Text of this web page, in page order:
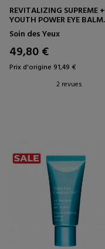
REVITALIZING SUPREME +
YOUTH POWER EYE BALM
BAUME REVITALISANT
CONTOUR DES YEUX
Soin des Yeux
49,80 €
Prix d'origine 91,49 €
2 revues